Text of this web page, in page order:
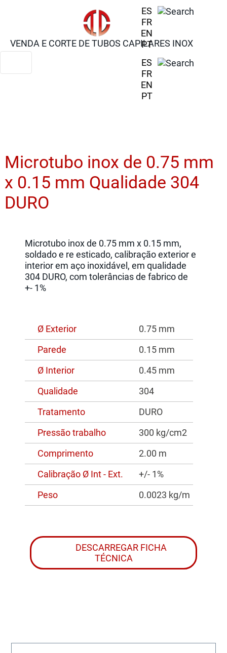
ES
FR
EN
PT
VENDA E CORTE DE TUBOS CAPILARES INOX
ES
FR
EN
PT
Microtubo inox de 0.75 mm
x 0.15 mm Qualidade 304
DURO
Microtubo inox de 0.75 mm x 0.15 mm,
soldado e re esticado, calibração exterior e
interior em aço inoxidável, em qualidade
304 DURO, com tolerâncias de fabrico de
+- 1%
Ø Exterior
0.75 mm
Parede
0.15 mm
Ø Interior
0.45 mm
Qualidade
304
Tratamento
DURO
Pressão trabalho
300 kg/cm2
Comprimento
2.00 m
Calibração Ø Int - Ext.
+/- 1%
Peso
0.0023 kg/m
DESCARREGAR FICHA
TÉCNICA